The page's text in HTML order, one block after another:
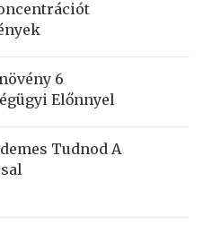
6
Előnnyel
Tudnod A